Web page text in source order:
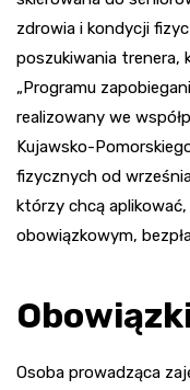
zdrowia i kondycji
poszukiwania trenera,
„Programu
realizowany we
Kujawsko-
fizycznych od
którzy chcą
obowiązkowym,
Osoba prowadząca